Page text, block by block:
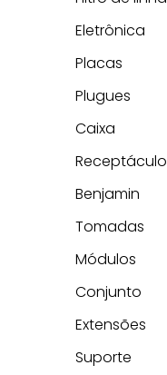
Eletrônica
Placas
Plugues
Caixa
Receptáculo
Benjamin
Tomadas
Módulos
Conjunto
Extensões
Suporte